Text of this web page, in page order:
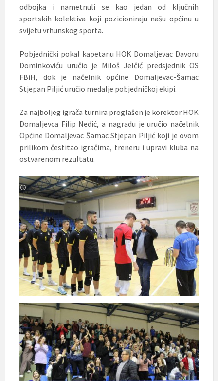
odbojka i nametnuli se kao jedan od ključnih
sportskih kolektiva koji pozicioniraju našu općinu u
svijetu vrhunskog sporta.
Pobjednički pokal kapetanu HOK Domaljevac Davoru
Dominkoviću uručio je Miloš Jelčić predsjednik OS
FBiH, dok je načelnik općine Domaljevac-Šamac
Stjepan Piljić uručio medalje pobjedničkoj ekipi.
Za najboljeg igrača turnira proglašen je korektor HOK
Domaljevca Filip Nedić, a nagradu je uručio načelnik
Općine Domaljevac Šamac Stjepan Piljić koji je ovom
prilikom čestitao igračima, treneru i upravi kluba na
ostvarenom rezultatu.